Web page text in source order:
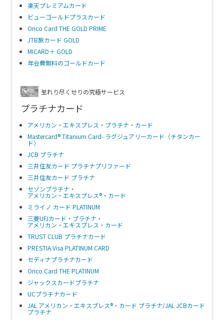
楽天プレミアムカード
ビューゴールドプラスカード
Orico Card THE GOLD PRIME
JTB旅カード GOLD
MICARD＋ GOLD
年会費無料のゴールドカード
至れり尽くせりの究極サービス
プラチナカード
アメリカン・エキスプレス・プラチナ・カード
Mastercard® Titanium Card- ラグジュアリーカード（チタンカー
ド）
JCB プラチナ
三井住友カード プラチナプリファード
三井住友カード プラチナ
セゾンプラチナ・
アメリカン・エキスプレス®・カード
ミライノ カード PLATINUM
三菱UFJカード・プラチナ・
アメリカン・エキスプレス・カード
TRUST CLUB プラチナカード
PRESTIA Visa PLATINUM CARD
セディナプラチナカード
Orico Card THE PLATINUM
ジャックスカードプラチナ
UCプラチナカード
JAL アメリカン・エキスプレス®・カード プラチナ/JAL JCBカード
プラチナ